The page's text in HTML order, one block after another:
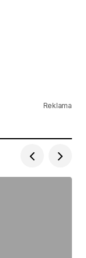
Reklama